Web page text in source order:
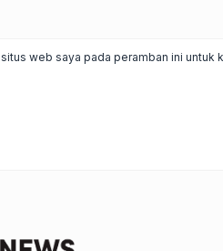
web saya pada peramban ini untuk